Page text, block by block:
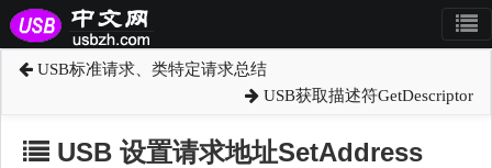
USB标准请求、类特定请求总结
USB获取描述符GetDescriptor
USB 设置请求地址SetAddress